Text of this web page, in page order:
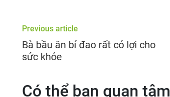
Previous article
Bà bầu ăn bí đao rất có lợi cho
sức khỏe
Có thể bạn quan tâm